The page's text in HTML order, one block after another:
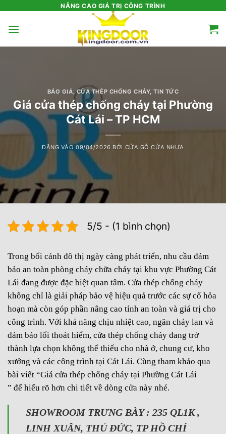
nội
NÂNG CAO GIÁ TRỊ CÔNG TRÌNH
BÁO GIÁ ,CỬA THÉP CHỐNG CHÁY,TIN TỨC
Giá cửa thép chống cháy tại Phường
Cát Lái – TP HCM
ĐĂNG VÀO09/04/2026 BỞI CỬA GỖ CỬA NHỰA
5/5 - (1 bình chọn)
Trong bối cảnh đô thị ngày càng phát triển, nhu cầu đảm
bảo an toàn phòng cháy chữa cháy tại khu vực Phường Cát
Lái đang được đặc biệt quan tâm. Cửa thép chống cháy
không chỉ là giải pháp bảo vệ hiệu quả trước các sự cố hỏa
hoạn mà còn góp phần nâng cao tính an toàn và giá trị cho
công trình. Với khả năng chịu nhiệt cao, ngăn cháy lan và
đảm bảo lối thoát hiểm, cửa thép chống cháy đang trở
thành lựa chọn không thể thiếu cho nhà ở, chung cư, kho
xưởng và các công trình tại Cát Lái. Cùng tham khảo qua
bài viết “Giá cửa thép chống cháy tại Phường Cát Lái
” để hiểu rõ hơn chi tiết về dòng cửa này nhé.
SHOWROOM TRƯNG BÀY : 235 QL1K ,
LINH XUÂN, THỦ ĐỨC, TP HỒ CHÍ